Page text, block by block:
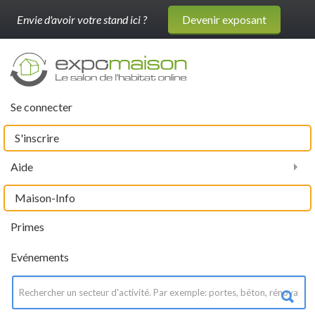
Envie d'avoir votre stand ici ? Devenir exposant
Se connecter
S'inscrire
Aide
Evénements
Primes
Maison-Info